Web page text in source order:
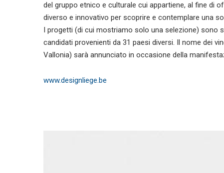
del gruppo etnico e culturale cui appartiene, al fine di
diverso e innovativo per scoprire e contemplare una
I progetti (di cui mostriamo solo una selezione) sono
candidati provenienti da 31 paesi diversi. Il nome dei
Vallonia) sarà annunciato in occasione della
www.designliege.be